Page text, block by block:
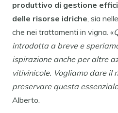
produttivo di gestione
delle risorse idriche, sia
che nei trattamenti in vigna. «
introdotta a breve e
ispirazione anche per altre
vitivinicole. Vogliamo dare il
preservare questa
Alberto.